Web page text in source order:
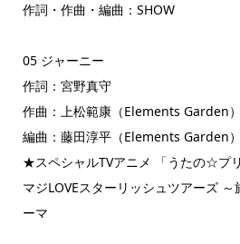
作詞・作曲・編曲：SHOW
05 ジャーニー
作詞：宮野真守
作曲：上松範康（Elements Garden）
編曲：藤田淳平（Elements Garden）
★スペシャルTVアニメ 「うたの☆プ
マジLOVEスターリッシュツアーズ
ーマ